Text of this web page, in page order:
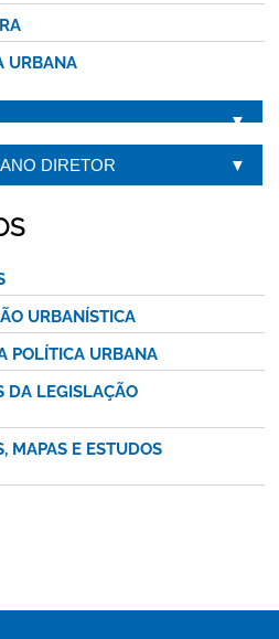
URBANA
DIRETOR
URBANÍSTICA
POLÍTICA URBANA
DA LEGISLAÇÃO
MAPAS E ESTUDOS